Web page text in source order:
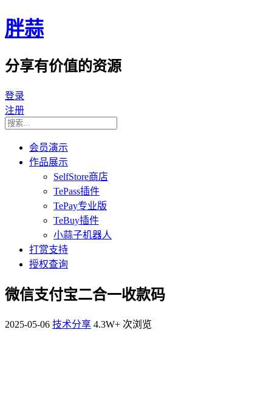
胖蒜
分享有价值的资源
登录
注册
会员演示
作品展示
SelfStore商店
TePass插件
TePay专业版
TeBuy插件
小蒜子机器人
打赏支持
授权查询
微信支付宝二合一收款码
2025-05-06 技术分享 4.3W+ 次浏览